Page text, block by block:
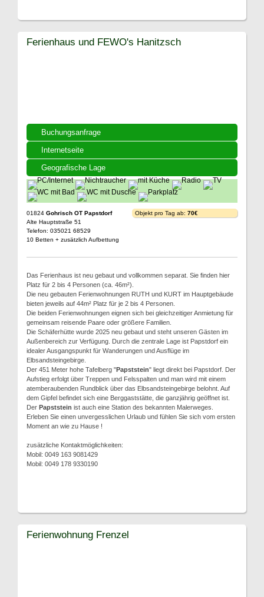
Buchungsanfrage
Internetseite
Geografische Lage
Ferienhaus und FEWO's Hanitzsch
01824 Gohrisch OT Papstdorf
Alte Hauptstraße 51
Telefon: 035021 68529
10 Betten + zusätzlich Aufbettung
Objekt pro Tag ab: 70€
Das Ferienhaus ist neu gebaut und vollkommen separat. Sie finden hier
Platz für 2 bis 4 Personen (ca. 46m²).
Die neu gebauten Ferienwohnungen RUTH und KURT im Hauptgebäude
bieten jeweils auf 44m² Platz für je 2 bis 4 Personen.
Die beiden Ferienwohnungen eignen sich bei gleichzeitiger Anmietung für
gemeinsam reisende Paare oder größere Familien.
Die Schäferhütte wurde 2025 neu gebaut und steht unseren Gästen im
Außenbereich zur Verfügung. Durch die zentrale Lage ist Papstdorf ein
idealer Ausgangspunkt für Wanderungen und Ausflüge im
Elbsandsteingebirge.
Der 451 Meter hohe Tafelberg "Papststein" liegt direkt bei Papstdorf. Der
Aufstieg erfolgt über Treppen und Felsspalten und man wird mit einem
atemberaubenden Rundblick über das Elbsandsteingebirge belohnt. Auf
dem Gipfel befindet sich eine Berggaststätte, die ganzjährig geöffnet ist.
Der Papststein ist auch eine Station des bekannten Malerweges.
Erleben Sie einen unvergesslichen Urlaub und fühlen Sie sich vom ersten
Moment an wie zu Hause !
zusätzliche Kontaktmöglichkeiten:
Mobil: 0049 163 9081429
Mobil: 0049 178 9330190
Ferienwohnung Frenzel